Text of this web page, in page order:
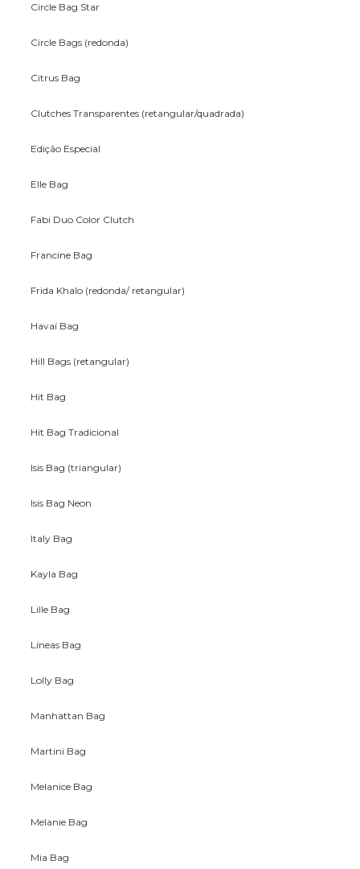
Circle Bag Star
Circle Bags (redonda)
Citrus Bag
Clutches Transparentes (retangular/quadrada)
Edição Especial
Elle Bag
Fabi Duo Color Clutch
Francine Bag
Frida Khalo (redonda/ retangular)
Havaí Bag
Hill Bags (retangular)
Hit Bag
Hit Bag Tradicional
Isis Bag (triangular)
Isis Bag Neon
Italy Bag
Kayla Bag
Lille Bag
Líneas Bag
Lolly Bag
Manhattan Bag
Martini Bag
Melanice Bag
Melanie Bag
Mia Bag